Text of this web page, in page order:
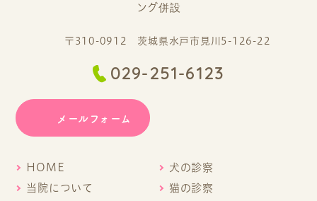
〒310-0912 茨城県水戸市見川5-126-22
029-251-6123
メールフォーム
HOME
当院について
犬の診察
猫の診察